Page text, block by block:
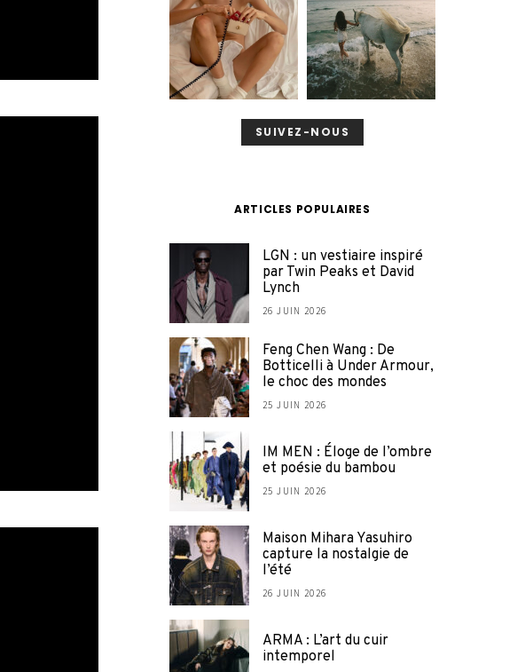
SUIVEZ-NOUS
ARTICLES POPULAIRES
LGN : un vestiaire inspiré
par Twin Peaks et David
Lynch
26 JUIN 2026
Feng Chen Wang : De
Botticelli à Under Armour,
le choc des mondes
25 JUIN 2026
IM MEN : Éloge de l’ombre
et poésie du bambou
25 JUIN 2026
Maison Mihara Yasuhiro
capture la nostalgie de
l’été
26 JUIN 2026
ARMA : L’art du cuir
intemporel